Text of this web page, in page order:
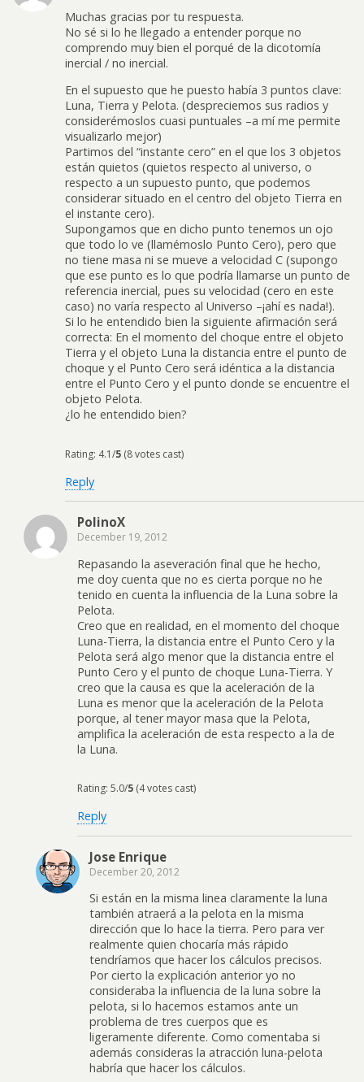
Muchas gracias por tu respuesta.
No sé si lo he llegado a entender porque no
comprendo muy bien el porqué de la dicotomía
inercial / no inercial.
En el supuesto que he puesto había 3 puntos clave:
Luna, Tierra y Pelota. (despreciemos sus radios y
considerémoslos cuasi puntuales –a mí me permite
visualizarlo mejor)
Partimos del “instante cero” en el que los 3 objetos
están quietos (quietos respecto al universo, o
respecto a un supuesto punto, que podemos
considerar situado en el centro del objeto Tierra en
el instante cero).
Supongamos que en dicho punto tenemos un ojo
que todo lo ve (llamémoslo Punto Cero), pero que
no tiene masa ni se mueve a velocidad C (supongo
que ese punto es lo que podría llamarse un punto de
referencia inercial, pues su velocidad (cero en este
caso) no varía respecto al Universo –¡ahí es nada!).
Si lo he entendido bien la siguiente afirmación será
correcta: En el momento del choque entre el objeto
Tierra y el objeto Luna la distancia entre el punto de
choque y el Punto Cero será idéntica a la distancia
entre el Punto Cero y el punto donde se encuentre el
objeto Pelota.
¿lo he entendido bien?
Rating: 4.1/5 (8 votes cast)
Reply
PolinoX
December 19, 2012
Repasando la aseveración final que he hecho,
me doy cuenta que no es cierta porque no he
tenido en cuenta la influencia de la Luna sobre la
Pelota.
Creo que en realidad, en el momento del choque
Luna-Tierra, la distancia entre el Punto Cero y la
Pelota será algo menor que la distancia entre el
Punto Cero y el punto de choque Luna-Tierra. Y
creo que la causa es que la aceleración de la
Luna es menor que la aceleración de la Pelota
porque, al tener mayor masa que la Pelota,
amplifica la aceleración de esta respecto a la de
la Luna.
Rating: 5.0/5 (4 votes cast)
Reply
Jose Enrique
December 20, 2012
Si están en la misma linea claramente la luna
también atraerá a la pelota en la misma
dirección que lo hace la tierra. Pero para ver
realmente quien chocaría más rápido
tendríamos que hacer los cálculos precisos.
Por cierto la explicación anterior yo no
consideraba la influencia de la luna sobre la
pelota, si lo hacemos estamos ante un
problema de tres cuerpos que es
ligeramente diferente. Como comentaba si
además consideras la atracción luna-pelota
habría que hacer los cálculos.